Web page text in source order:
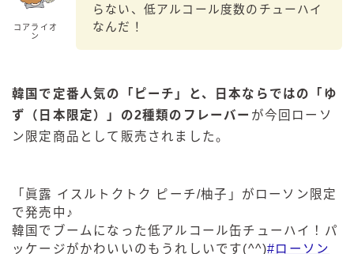
コアライオ
ン
らない、低アルコール度数のチューハイ
なんだ！
韓国で定番人気の「ピーチ」と、日本ならではの「ゆ
ず（日本限定）」の2種類のフレーバー が今回ローソ
ン限定商品として販売されました。
「眞露 イスルトクトク ピーチ/柚子」がローソン限定
で発売中♪
韓国でブームになった低アルコール缶チューハイ！パ
ッケージがかわいいのもうれしいです(^^)#ローソン